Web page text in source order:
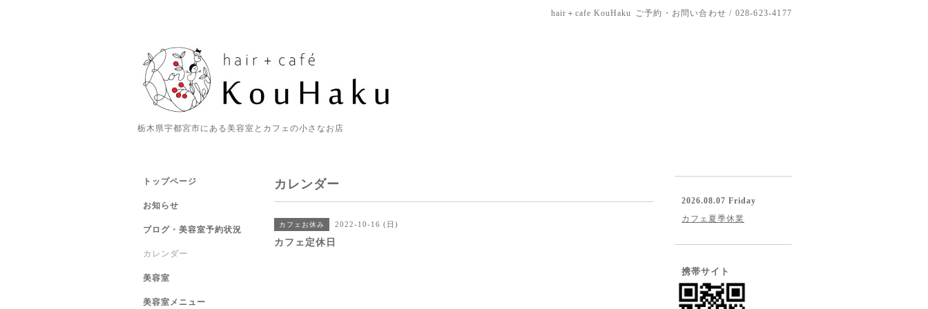
hair＋cafe KouHaku ご予約・お問い合わせ / 028-623-4177
栃木県宇都宮市にある美容室とカフェの小さなお店
カレンダー
カフェお休み 2022-10-16 (日)
カフェ定休日
トップページ
お知らせ
ブログ・美容室予約状況
カレンダー
美容室
美容室メニュー
2026.08.07 Friday
カフェ夏季休業
携帯サイト